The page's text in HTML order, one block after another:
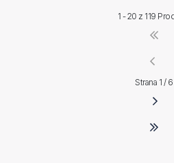
1 - 20 z 119
Strana 1 / 6